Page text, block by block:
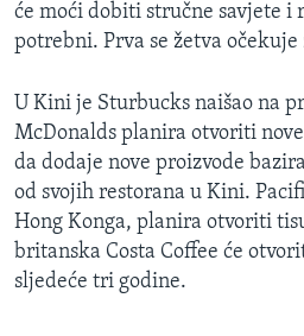
će moći dobiti stručne savjete i
potrebni. Prva se žetva
U Kini je Sturbucks naišao na
McDonalds planira otvoriti
da dodaje nove proizvode
od svojih restorana u Kini.
Hong Konga, planira otvoriti
britanska Costa Coffee će
sljedeće tri godine.